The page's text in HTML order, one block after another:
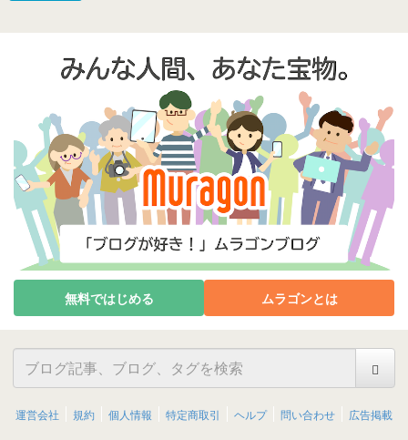
無料ではじめる ムラゴンとは
運営会社 規約 個人情報 特定商取引 ヘルプ 問い合わせ 広告掲載